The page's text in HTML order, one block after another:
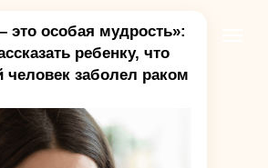
это особая мудрость»:
ребенку, что
человек заболел раком